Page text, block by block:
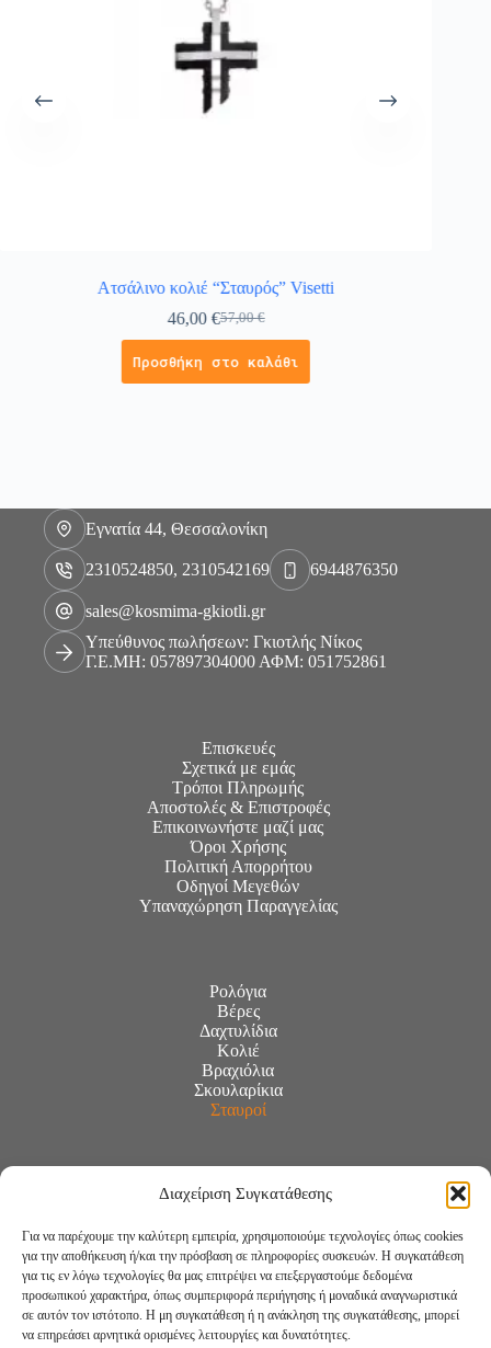
Διαχείριση Συγκατάθεσης
Για να παρέχουμε την καλύτερη εμπειρία, χρησιμοποιούμε τεχνολογίες όπως cookies
για την αποθήκευση ή/και την πρόσβαση σε πληροφορίες συσκευών. Η συγκατάθεση
για τις εν λόγω τεχνολογίες θα μας επιτρέψει να επεξεργαστούμε δεδομένα
προσωπικού χαρακτήρα, όπως συμπεριφορά περιήγησης ή μοναδικά αναγνωριστικά
σε αυτόν τον ιστότοπο. Η μη συγκατάθεση ή η ανάκληση της συγκατάθεσης, μπορεί
να επηρεάσει αρνητικά ορισμένες λειτουργίες και δυνατότητες.
Ατσάλινο κολιέ “Σταυρός” Visetti
57,00€
46,00 €
Προσθήκη στο καλάθι
Εγνατία 44, Θεσσαλονίκη
2310524850, 2310542169 6944876350
sales@kosmima-gkiotli.gr
Υπεύθυνος πωλήσεων: Γκιοτλής Νίκος
Γ.Ε.ΜΗ: 057897304000 ΑΦΜ: 051752861
Επισκευές
Σχετικά με εμάς
Τρόποι Πληρωμής
Αποστολές & Επιστροφές
Επικοινωνήστε μαζί μας
Όροι Χρήσης
Πολιτική Απορρήτου
Οδηγοί Μεγεθών
Υπαναχώρηση Παραγγελίας
Ρολόγια
Βέρες
Δαχτυλίδια
Κολιέ
Βραχιόλια
Σκουλαρίκια
Σταυροί